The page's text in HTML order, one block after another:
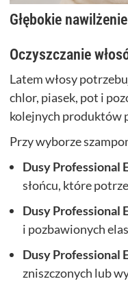
Głębokie
Oczyszczanie
Latem włosy
chlor, piasek, pot i
kolejnych produktów
Przy wyborze
Dusy Professional
słońcu, które
Dusy Professional
i pozbawionych
Dusy Professional
zniszczonych lub